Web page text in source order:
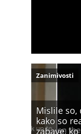
Mislile so,
kako so
zabave,
Zanimivosti